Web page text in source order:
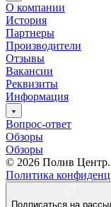
О компании
История
Партнеры
Производители
Отзывы
Вакансии
Реквизиты
Информация
Вопрос-ответ
Обзоры
Обзоры
© 2026 Полив
Политика
Подписаться на